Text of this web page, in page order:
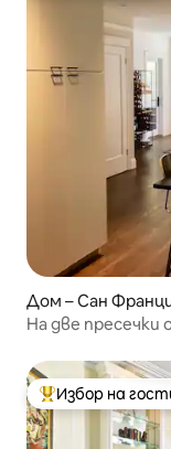
Дом – Сан
На две
Най-популярен
Избор на